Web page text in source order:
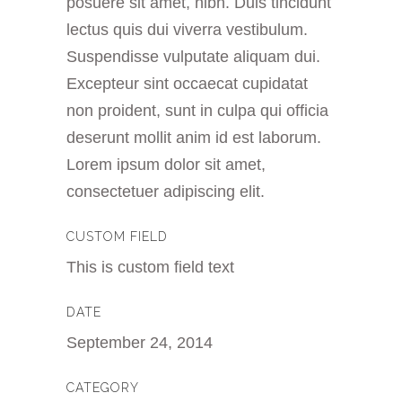
lectus quis dui viverra vestibulum.
Suspendisse vulputate aliquam dui.
Excepteur sint occaecat cupidatat
non proident, sunt in culpa qui officia
deserunt mollit anim id est laborum.
Lorem ipsum dolor sit amet,
consectetuer adipiscing elit.
CUSTOM FIELD
This is custom field text
DATE
September 24, 2014
CATEGORY